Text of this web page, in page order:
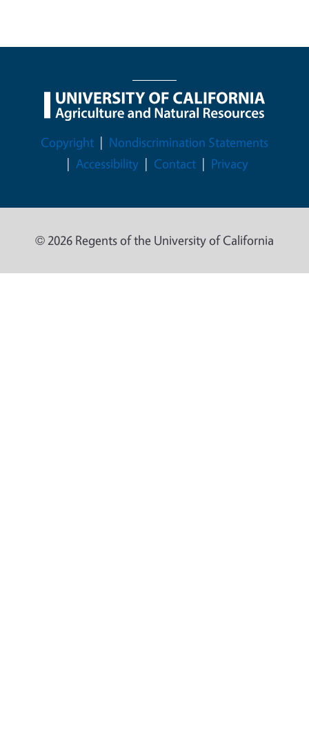
Legal Menu
Copyright
Nondiscrimination Statements
Accessibility
Contact Privacy
© 2026 Regents of the University of California